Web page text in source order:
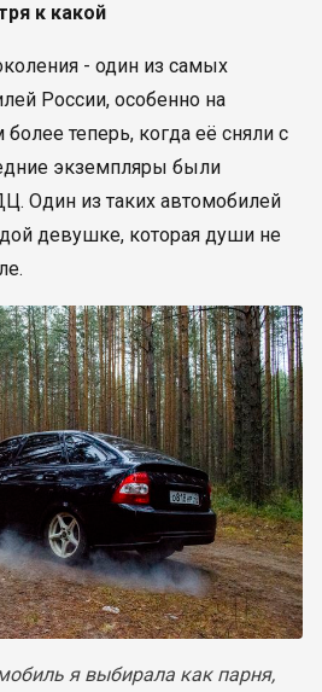
к какой
- один из самых
России, особенно на
теперь, когда её сняли с
экземпляры были
Один из таких автомобилей
девушке, которая души не
я выбирала как парня,